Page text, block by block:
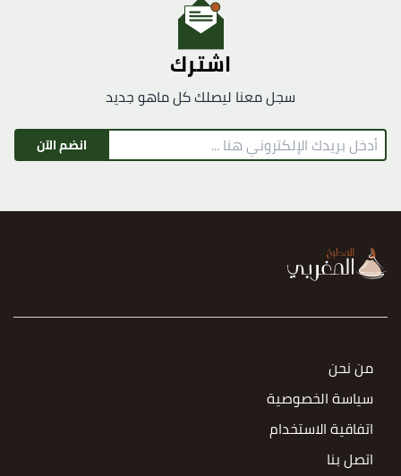
اشترك
سجل معنا ليصلك كل ماهو جديد
انضم الآن
من نحن
سياسة الخصوصية
اتفاقية الاستخدام
اتصل بنا